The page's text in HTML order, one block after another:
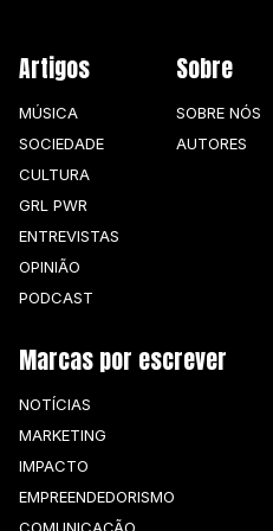
Artigos
MÚSICA
SOCIEDADE
CULTURA
GRL PWR
ENTREVISTAS
OPINIÃO
PODCAST
Sobre
SOBRE NÓS
AUTORES
Marcas por escrever
NOTÍCIAS
MARKETING
IMPACTO
EMPREENDEDORISMO